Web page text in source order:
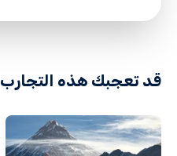
قد تعجبك هذه التجارب